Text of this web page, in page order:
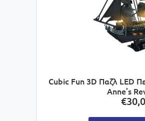
Cubic Fun 3D Παζλ LED
Anne’s
€